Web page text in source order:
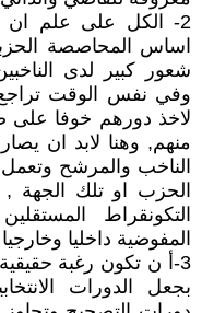
2- الكل على علم ان
اساس المحاصصة
شعور كبير لدى
وفي نفس الوقت تراجع
لاخذ دورهم خوفا على
منهم, وهنا لابد ان
الناخب والمرشح وتعمل
الحزب او تلك الجهة
التكونقراط
المفوضية داخليا
3-أ ن تكون رغبة
بجعل الدورات